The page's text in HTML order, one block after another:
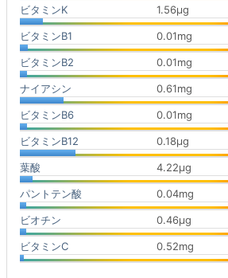
ビタミンK 1.56μg
ビタミンB1 0.01mg
ビタミンB2 0.01mg
ナイアシン 0.61mg
ビタミンB6 0.01mg
ビタミンB12 0.18μg
葉酸 4.22μg
パントテン酸 0.04mg
ビオチン 0.46μg
ビタミンC 0.52mg